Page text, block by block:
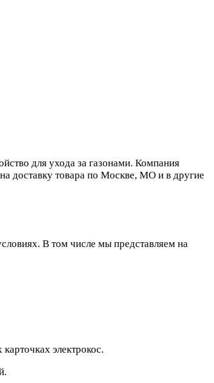
для ухода за газонами. Компания
доставку товара по Москве, МО и в другие
В том числе мы представляем на
электрокос.